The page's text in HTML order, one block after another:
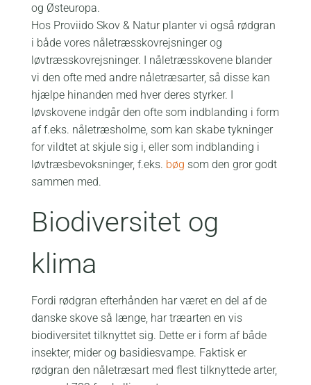
og Østeuropa.
Hos Proviido Skov & Natur planter vi også rødgran
i både vores nåletræsskovrejsninger og
løvtræsskovrejsninger. I nåletræsskovene blander
vi den ofte med andre nåletræsarter, så disse kan
hjælpe hinanden med hver deres styrker. I
løvskovene indgår den ofte som indblanding i form
af f.eks. nåletræsholme, som kan skabe tykninger
for vildtet at skjule sig i, eller som indblanding i
løvtræsbevoksninger, f.eks. bøg som den gror godt
sammen med.
Biodiversitet og
klima
Fordi rødgran efterhånden har været en del af de
danske skove så længe, har træarten en vis
biodiversitet tilknyttet sig. Dette er i form af både
insekter, mider og basidiesvampe. Faktisk er
rødgran den nåletræsart med flest tilknyttede arter,